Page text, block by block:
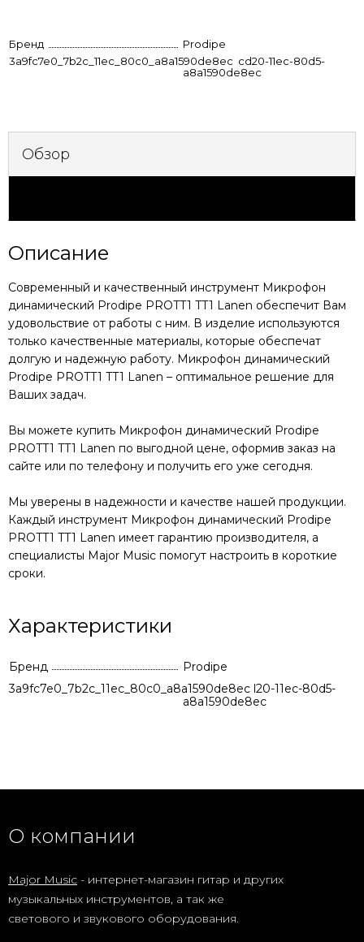
Бренд
Prodipe
3a9fc7e0_7b2c_11ec_80c0_a8a1590de8ece18dcc20-cd20-11ec-80d5-
a8a1590de8ec
Обзор
Описание
Современный и качественный инструмент Микрофон
динамический Prodipe PROTT1 TT1 Lanen обеспечит Вам
удовольствие от работы с ним. В изделие используются
только качественные материалы, которые обеспечат
долгую и надежную работу. Микрофон динамический
Prodipe PROTT1 TT1 Lanen – оптимальное решение для
Ваших задач.
Вы можете купить Микрофон динамический Prodipe
PROTT1 TT1 Lanen по выгодной цене, оформив заказ на
сайте или по телефону и получить его уже сегодня.
Мы уверены в надежности и качестве нашей продукции.
Каждый инструмент Микрофон динамический Prodipe
PROTT1 TT1 Lanen имеет гарантию производителя, а
специалисты Major Music помогут настроить в короткие
сроки.
Характеристики
Бренд
Prodipe
3a9fc7e0_7b2c_11ec_80c0_a8a1590de8ece18dcc20-cd20-11ec-80d5-
a8a1590de8ec
О компании
Major Music - интернет-магазин гитар и других
музыкальных инструментов, а так же
светового и звукового оборудования.